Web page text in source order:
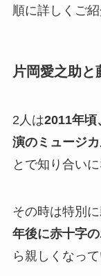
順に詳しくご
片岡愛之助と
2人は2011年頃
演のミュージ
とで知り合いに
その時は特別
年後に赤十字
ら親しくなっ